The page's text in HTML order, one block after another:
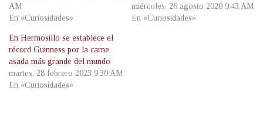
AM
En «Curiosidades»
miércoles, 26 agosto 2020 9:43 AM
En «Curiosidades»
En Hermosillo se establece el
récord Guinness por la carne
asada más grande del mundo
martes, 28 febrero 2023 9:30 AM
En «Curiosidades»